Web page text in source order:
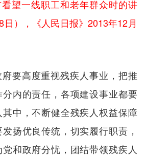
望一线职工和老年群众时的讲
），《人民日报》2013年12月
要高度重视残疾人事业，把推
内的责任，各项建设事业都要
中，不断健全残疾人权益保障
扬优良传统，切实履行职责，
和政府分忧，团结带领残疾人